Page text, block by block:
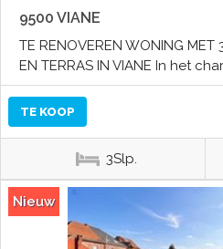
9500 VIANE
TE RENOVEREN WONING MET
EN TERRAS IN VIANE In het
TE KOOP
3Slp.
Nieuw